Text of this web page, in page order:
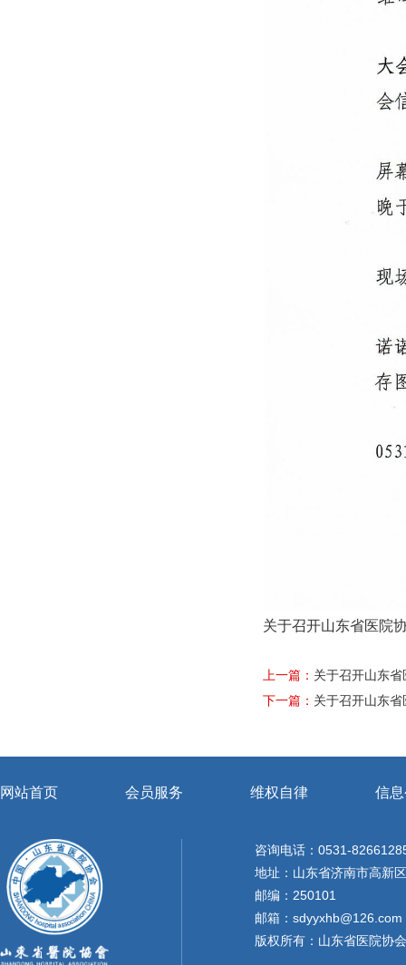
关于召开山东省医院
上一篇： 关于召开山东
下一篇： 关于召开山东
网站首页 会员服务 维权自律 信
咨询电话：0531-
地址：山东省济南市高新
邮编：250101
邮箱：sdyyxhb@126.com
版权所有：山东省医院协